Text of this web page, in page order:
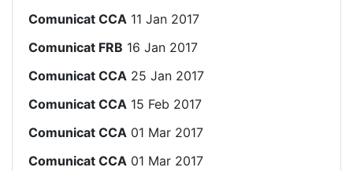
Comunicat CCA 11 Jan 2017
Comunicat FRB 16 Jan 2017
Comunicat CCA 25 Jan 2017
Comunicat CCA 15 Feb 2017
Comunicat CCA 01 Mar 2017
Comunicat CCA 01 Mar 2017